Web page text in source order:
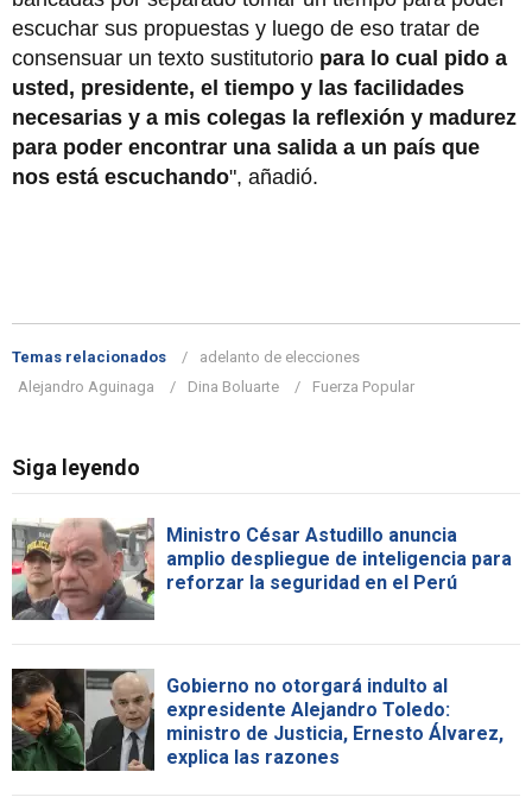
escuchar sus propuestas y luego de eso tratar de
consensuar un texto sustitutorio para lo cual pido a
usted, presidente, el tiempo y las facilidades
necesarias y a mis colegas la reflexión y madurez
para poder encontrar una salida a un país que
nos está escuchando", añadió.
Temas relacionados
adelanto de elecciones
Alejandro Aguinaga
Dina Boluarte Fuerza Popular
Siga leyendo
Ministro César Astudillo anuncia
amplio despliegue de inteligencia para
reforzar la seguridad en el Perú
Gobierno no otorgará indulto al
expresidente Alejandro Toledo:
ministro de Justicia, Ernesto Álvarez,
explica las razones